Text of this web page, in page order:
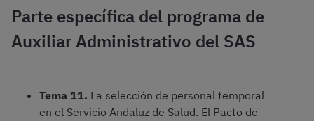
Parte específica del programa de
Auxiliar Administrativo del SAS
Tema 11. La selección de personal temporal
en el Servicio Andaluz de Salud. El Pacto de